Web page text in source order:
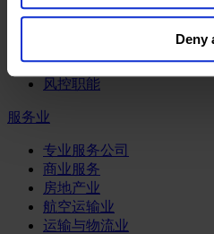
general collection and use of
Deny
财富管理
零售金融服务
风控职能
服务业
专业服务公司
商业服务
房地产业
航空运输业
运输与物流业